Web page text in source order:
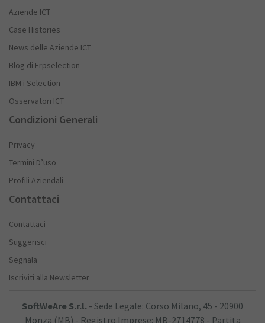
Aziende ICT
Case Histories
News delle Aziende ICT
Blog di Erpselection
IBM i Selection
Osservatori ICT
Condizioni Generali
Privacy
Termini D’uso
Profili Aziendali
Contattaci
Contattaci
Suggerisci
Segnala
Iscriviti alla Newsletter
SoftWeAre S.r.l. - Sede Legale: Corso Milano, 45 - 20900
Monza (MB) - Registro Imprese: MB-2714778 - Partita